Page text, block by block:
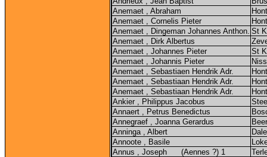
Anemaet , Abraham
Anemaet , Cornelis Pieter
Anemaet , Dingeman Johannes Anthon. St
Anemaet , Dirk Albertus
Anemaet , Johannes Pieter
St
Anemaet , Johannis Pieter
Anemaet , Sebastiaen Hendrik Adr.
Anemaet , Sebastiaan Hendrik Adr.
Anemaet , Sebastiaan Hendrik Adr.
Ankier , Philippus Jacobus
Annaert , Petrus Benedictus
Annegraef , Joanna Gerardus
Anninga , Albert
Annoote , Basile
Annus , Joseph (Aennes ?) 1